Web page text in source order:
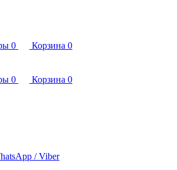
0 Корзина 0
0 Корзина 0
/ Viber